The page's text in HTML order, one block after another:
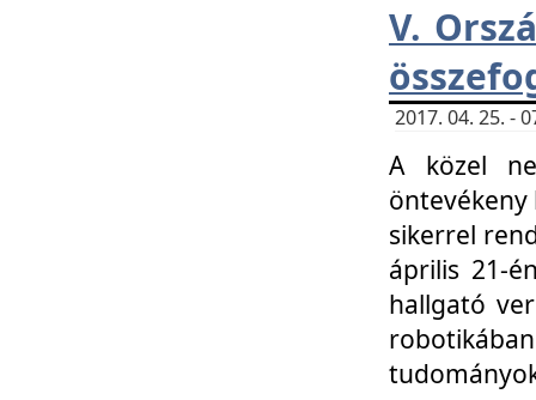
V.
2017. 04. 25. -
A közel
öntevékeny
sikerrel
április 21-
hallgató